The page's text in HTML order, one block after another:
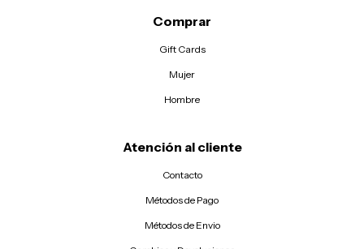
Comprar
Gift Cards
Mujer
Hombre
Atención al cliente
Contacto
Métodos de Pago
Métodos de Envio